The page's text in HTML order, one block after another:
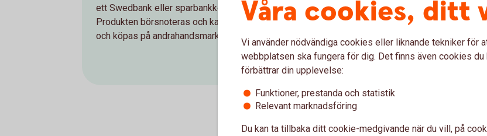
ett Swedbank eller sparbankkontor.
Produkten börsnoteras och kan säljas
och köpas på andrahandsmarknaden.
minst nominellt belopp reducerat med
1,05 % per löptidsår. Överkursen i SPAX
Nu MAX är inte kapitalskyddad och kan
helt eller delvis gå förlorad om
omfattas inte av den statliga
insättningsgarantin vilket innebär att om
emittenten, Swedbank, går i konkurs kan
Våra cookies, ditt
Vi använder nödvändiga cookies eller liknande tekniker för
webbplatsen ska fungera för dig. Det finns även cookies du
förbättrar din upplevelse:
Funktioner, prestanda och statistik
Relevant marknadsföring
Du kan ta tillbaka ditt cookie-medgivande när du vill, på